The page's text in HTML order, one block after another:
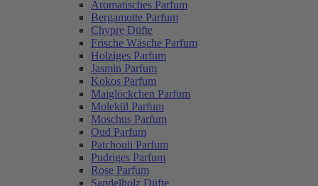
Aromatisches Parfum
Bergamotte Parfum
Chypre Düfte
Frische Wäsche Parfum
Holziges Parfum
Jasmin Parfum
Kokos Parfum
Maiglöckchen Parfum
Molekül Parfum
Moschus Parfum
Oud Parfum
Patchouli Parfum
Pudriges Parfum
Rose Parfum
Sandelholz Düfte